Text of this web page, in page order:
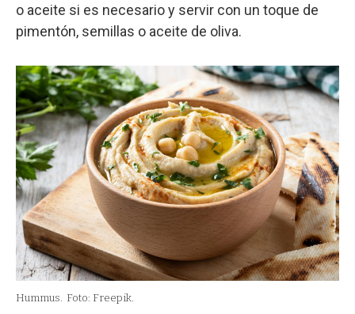
o aceite si es necesario y servir con un toque de
pimentón, semillas o aceite de oliva.
Hummus. Foto: Freepik.